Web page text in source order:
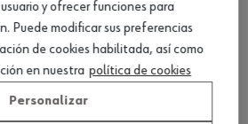
adhesivo multifibras
y ofrecer funciones para
Puede modificar sus preferencias
de cookies habilitada, así como
en nuestra política de cookies
Personalizar